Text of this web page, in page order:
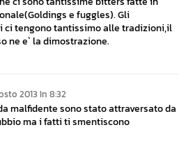
e fuggles). Gli
ci tengono tantissimo alle tradizioni,il
ne e` la dimostrazione.
2013 In 8:32
malfidente sono stato attraversato da
ma i fatti ti smentiscono